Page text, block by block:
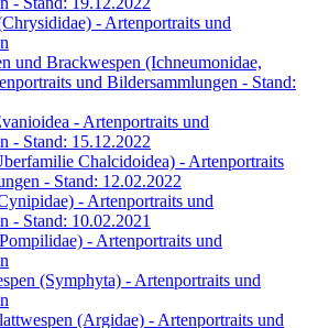
- Artenportraits und
und Brackwespen (Ichneumonidae,
und Bildersammlungen - Stand:
- Artenportraits und
- Stand: 15.12.2022
Chalcidoidea) - Artenportraits
- Stand: 12.02.2022
- Artenportraits und
- Stand: 10.02.2021
- Artenportraits und
(Symphyta) - Artenportraits und
(Argidae) - Artenportraits und